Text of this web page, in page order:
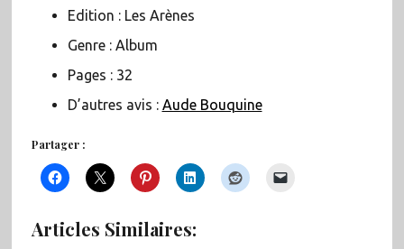
Edition : Les Arènes
Genre : Album
Pages : 32
D’autres avis : Aude Bouquine
Partager :
Articles Similaires: